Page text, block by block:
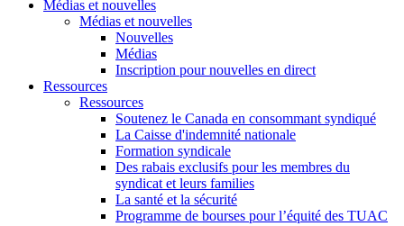
Médias et nouvelles
Médias et nouvelles
Nouvelles
Médias
Inscription pour nouvelles en direct
Ressources
Ressources
Soutenez le Canada en consommant syndiqué
La Caisse d'indemnité nationale
Formation syndicale
Des rabais exclusifs pour les membres du
syndicat et leurs families
La santé et la sécurité
Programme de bourses pour l’équité des TUAC